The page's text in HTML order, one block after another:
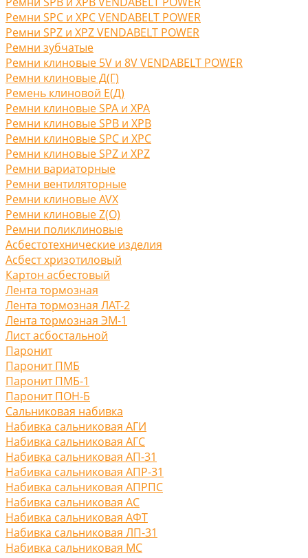
Ремни SPC и XPC VENDABELT POWER
Ремни SPZ и XPZ VENDABELT POWER
Ремни зубчатые
Ремни клиновые 5V и 8V VENDABELT POWER
Ремни клиновые Д(Г)
Ремень клиновой Е(Д)
Ремни клиновые SPA и XPA
Ремни клиновые SPB и XPB
Ремни клиновые SPC и XPC
Ремни клиновые SPZ и XPZ
Ремни вариаторные
Ремни вентиляторные
Ремни клиновые AVX
Ремни клиновые Z(O)
Ремни поликлиновые
Асбестотехнические изделия
Асбест хризотиловый
Картон асбестовый
Лента тормозная
Лента тормозная ЛАТ-2
Лента тормозная ЭМ-1
Лист асбостальной
Паронит
Паронит ПМБ
Паронит ПМБ-1
Паронит ПОН-Б
Сальниковая набивка
Набивка сальниковая АГИ
Набивка сальниковая АГС
Набивка сальниковая АП-31
Набивка сальниковая АПР-31
Набивка сальниковая АПРПС
Набивка сальниковая АС
Набивка сальниковая АФТ
Набивка сальниковая ЛП-31
Набивка сальниковая МС